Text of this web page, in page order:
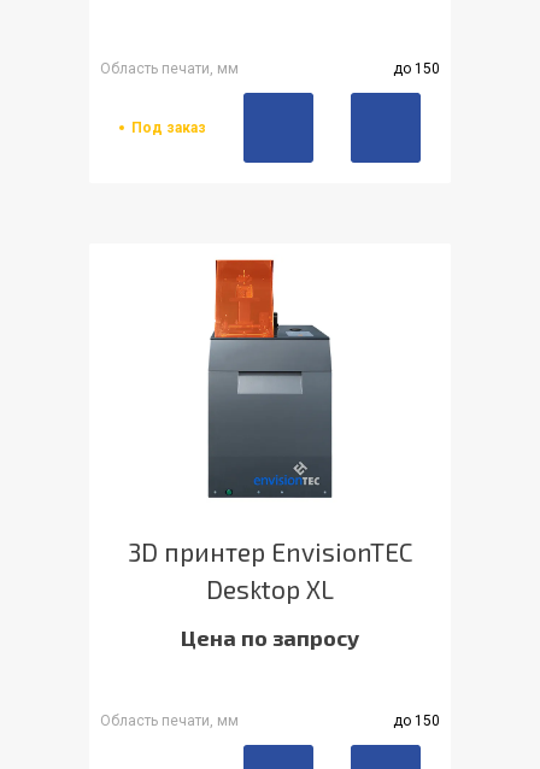
Область печати, мм до 150
Под заказ
3D принтер EnvisionTEC
Desktop XL
Цена по запросу
Область печати, мм до 150